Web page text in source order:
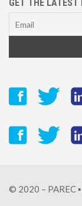
GET THE LATEST
© 2020 – PAREC